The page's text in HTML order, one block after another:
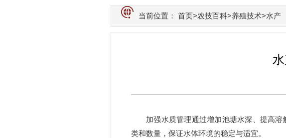
当前位置： 首页>农技百科>养殖技术>水产
加强水质管理通过增加池塘水深、提高
类和数量，保证水体环境的稳定与适宜。